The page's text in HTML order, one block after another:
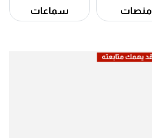
منصات سماعات